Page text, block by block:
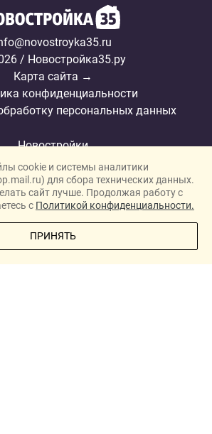
/ Новостройка35.ру
Карта сайта →
конфиденциальности
персональных данных
Новостройки
Застройщики
Ипотека
информация
Видеообзоры ЖК
ПОЗВОНИТЕ МНЕ
cookie и системы аналитики
для сбора технических данных.
сайт лучше. Продолжая работу с
с Политикой конфиденциальности.
ПРИНЯТЬ